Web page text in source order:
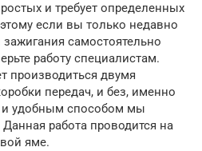
и требует определенных
если вы только недавно
самостоятельно
работу специалистам.
производиться двумя
передач, и без, именно
и удобным способом мы
работа проводится на
яме.